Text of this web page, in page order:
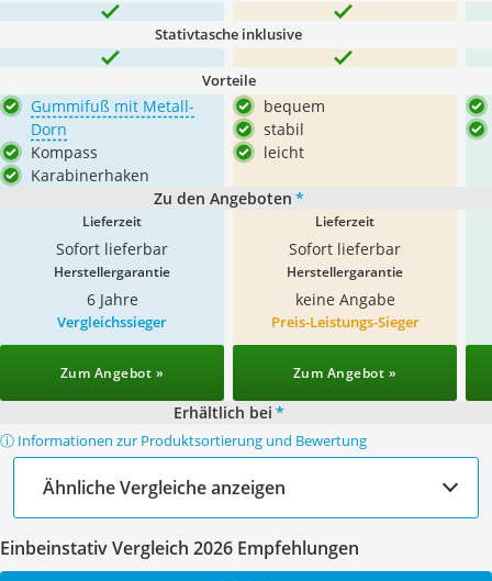
Stativtasche inklusive
Vorteile
Gummifuß mit Metall-
Dorn
Kompass
Karabinerhaken
bequem
stabil
leicht
Zu den Angeboten *
Lieferzeit
Sofort lieferbar
Lieferzeit
Sofort lieferbar
Herstellergarantie
6 Jahre
Herstellergarantie
keine Angabe
Vergleichssieger
Zum Angebot »
Preis-Leistungs-Sieger
Zum Angebot »
Erhältlich bei *
ⓘ Informationen zur Produktsortierung und Bewertung
Ähnliche Vergleiche anzeigen
Einbeinstativ Vergleich 2026 Empfehlungen